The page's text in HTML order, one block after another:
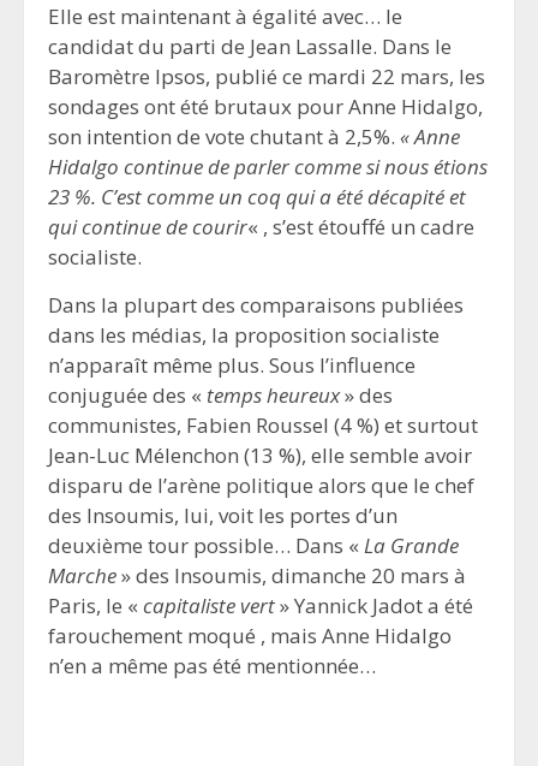
Elle est maintenant à égalité avec… le
candidat du parti de Jean Lassalle. Dans le
Baromètre Ipsos, publié ce mardi 22 mars, les
sondages ont été brutaux pour Anne Hidalgo,
son intention de vote chutant à 2,5%. « Anne
Hidalgo continue de parler comme si nous étions
23 %. C’est comme un coq qui a été décapité et
qui continue de courir« , s’est étouffé un cadre
socialiste.
Dans la plupart des comparaisons publiées
dans les médias, la proposition socialiste
n’apparaît même plus. Sous l’influence
conjuguée des « temps heureux» des
communistes, Fabien Roussel (4 %) et surtout
Jean-Luc Mélenchon (13 %), elle semble avoir
disparu de l’arène politique alors que le chef
des Insoumis, lui, voit les portes d’un
deuxième tour possible… Dans « La Grande
Marche» des Insoumis, dimanche 20 mars à
Paris, le « capitaliste vert» Yannick Jadot a été
farouchement moqué , mais Anne Hidalgo
n’en a même pas été mentionnée…